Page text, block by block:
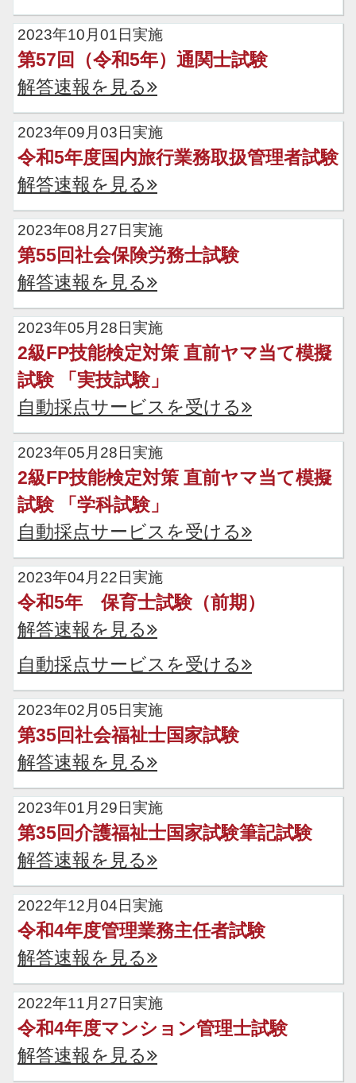
2023年10月01日実施
第57回（令和5年）通関士試験
解答速報を見る
2023年09月03日実施
令和5年度国内旅行業務取扱管理者試験
解答速報を見る
2023年08月27日実施
第55回社会保険労務士試験
解答速報を見る
2023年05月28日実施
2級FP技能検定対策 直前ヤマ当て模擬
試験 「実技試験」
自動採点サービスを受ける
2023年05月28日実施
2級FP技能検定対策 直前ヤマ当て模擬
試験 「学科試験」
自動採点サービスを受ける
2023年04月22日実施
令和5年 保育士試験（前期）
解答速報を見る
自動採点サービスを受ける
2023年02月05日実施
第35回社会福祉士国家試験
解答速報を見る
2023年01月29日実施
第35回介護福祉士国家試験筆記試験
解答速報を見る
2022年12月04日実施
令和4年度管理業務主任者試験
解答速報を見る
2022年11月27日実施
令和4年度マンション管理士試験
解答速報を見る